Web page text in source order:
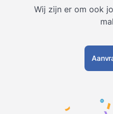
Wij zijn er om ook